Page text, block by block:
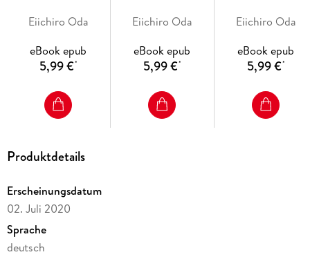
Eiichiro Oda
eBook epub
5,99 €*
Eiichiro Oda
eBook epub
5,99 €*
Eiichiro Oda
eBook epub
5,99 €*
Produktdetails
Erscheinungsdatum
02. Juli 2020
Sprache
deutsch